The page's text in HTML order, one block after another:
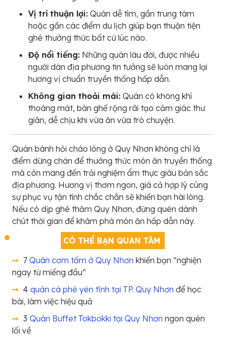
Vị trí thuận lợi: Quán dễ tìm, gần trung tâm
hoặc gần các điểm du lịch giúp bạn thuận tiện
ghé thưởng thức bất cứ lúc nào.
Độ nổi tiếng: Những quán lâu đời, được nhiều
người dân địa phương tin tưởng sẽ luôn mang lại
hương vị chuẩn truyền thống hấp dẫn.
Không gian thoải mái: Quán có không khí
thoáng mát, bàn ghế rộng rãi tạo cảm giác thư
giãn, dễ chịu khi vừa ăn vừa trò chuyện.
Quán bánh hỏi cháo lòng ở Quy Nhơn không chỉ là
điểm dừng chân để thưởng thức món ăn truyền thống
mà còn mang đến trải nghiệm ẩm thực giàu bản sắc
địa phương. Hương vị thơm ngon, giá cả hợp lý cùng
sự phục vụ tận tình chắc chắn sẽ khiến bạn hài lòng.
Nếu có dịp ghé thăm Quy Nhơn, đừng quên dành
chút thời gian để khám phá món ăn hấp dẫn này.
CÓ THỂ BẠN QUAN TÂM
7 Quán cơm tấm ở Quy Nhơn khiến bạn “nghiện
ngay từ miếng đầu”
4 quán cà phê yên tĩnh tại TP. Quy Nhơn để học
bài, làm việc hiệu quả
3 Quán Buffet Tokbokki tại Quy Nhơn ngon quên
lối về